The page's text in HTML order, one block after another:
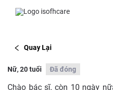
Quay Lại
Nữ, 20 tuổi Đã đóng
Chào bác sĩ, còn 10 ngày